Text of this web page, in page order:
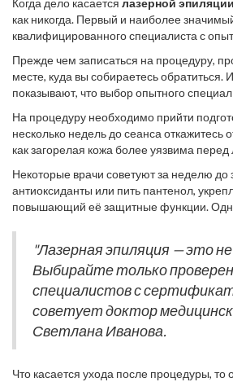
Когда дело касается лазерной эпиляции
как никогда. Первый и наиболее
квалифицированного специалиста с
лицензию, но и обладать опытом
лазерных аппаратов. Многие салоны
но именно там, где работают
чувствовать себя в безопасности.
предварительную консультацию, чтобы
задать все интересующие вас вопросы.
Прежде чем записаться на процедуру,
месте, куда вы собираетесь обратиться.
показывают, что выбор опытного
ее тип и пигментацию, чтобы подобрать
параметры лазера. Это важно,
настроенный аппарат может вызвать
гиперпигментацию. Помните, что
чем стоит рисковать в угоду красоте.
На процедуру необходимо прийти
несколько недель до сеанса откажитесь
как загорелая кожа более уязвима
использования кремов и лосьонов,
агрессивные ингредиенты.
участок кожи должен быть чистым и без
может порекомендовать использовать
чтобы минимизировать дискомфорт.
Некоторые врачи советуют за неделю
антиоксиданты или пить пантенол,
повышающий её защитные функции.
и интенсивных тренировок на
Кожа будет чувствительной, и ей
восстановления.
"Лазерная эпиляция — это
Выбирайте только
специалистов с
советует доктор
Светлана Иванова.
Что касается ухода после процедуры,